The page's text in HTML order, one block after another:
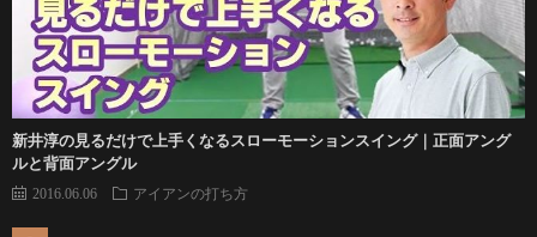
新井淳の見るだけで上手くなるスローモーションスイング｜正面アング
ルと背面アングル
2016.06.06 アイアンの打ち方